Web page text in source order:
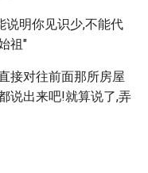
说明你见识少,不能代
祖"
接对往前面那所房屋
说出来吧!就算说了,弄